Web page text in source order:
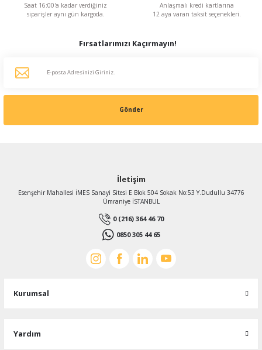
Saat 16:00'a kadar verdiğiniz
siparişler aynı gün kargoda.
Anlaşmalı kredi kartlarına
12 aya varan taksit seçenekleri.
Fırsatlarımızı Kaçırmayın!
Gönder
İletişim
Esenşehir Mahallesi İMES Sanayi Sitesi E Blok 504 Sokak No:53 Y.Dudullu 34776
Ümraniye İSTANBUL
0 (216) 364 46 70
0850 305 44 65
Kurumsal
Yardım